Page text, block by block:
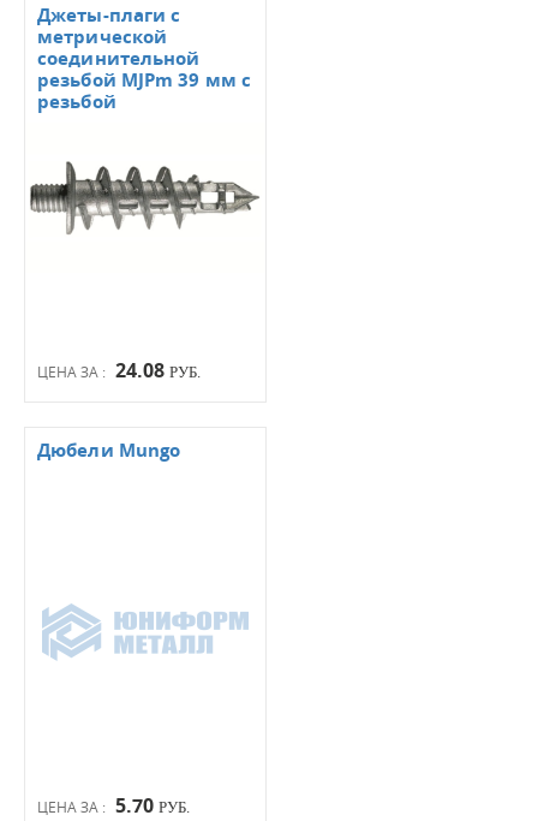
ЦЕНА ЗА : 24.08 РУБ.
Джеты-плаги с
метрической
соединительной
резьбой MJPm 39 мм с
резьбой
ЦЕНА ЗА : 5.70 РУБ.
Дюбели Mungo